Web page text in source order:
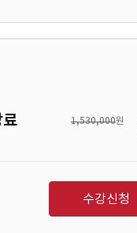
1,530,000원
수강신청